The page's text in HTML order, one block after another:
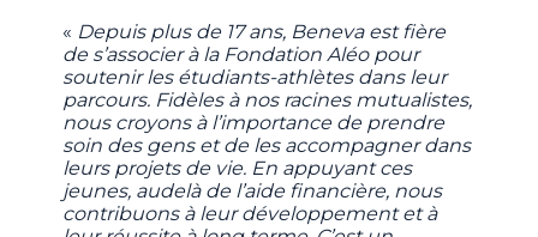
« Depuis plus de 17 ans, Beneva est fière
de s’associer à la Fondation Aléo pour
soutenir les étudiants-athlètes dans leur
parcours. Fidèles à nos racines mutualistes,
nous croyons à l’importance de prendre
soin des gens et de les accompagner dans
leurs projets de vie. En appuyant ces
jeunes, audelà de l’aide financière, nous
contribuons à leur développement et à